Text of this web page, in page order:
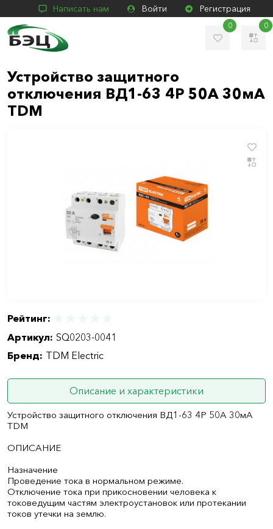
Написать нам Войти Регистрация
0 0
Устройство защитного
отключения ВД1-63 4Р 50А 30мА
TDM
Рейтинг:
Артикул: SQ0203-0041
Бренд: TDM Electric
Описание и характеристики
Устройство защитного отключения ВД1-63 4Р 50А 30мА
TDM
ОПИСАНИЕ
Назначение
Проведение тока в нормальном режиме.
Отключение тока при прикосновении человека к
токоведущим частям электроустановок или протекании
токов утечки на землю.